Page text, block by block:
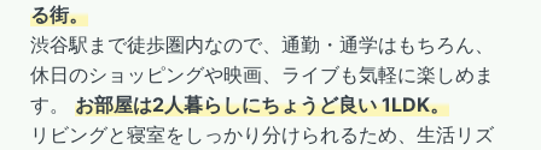
る街。
渋谷駅まで徒歩圏内なので、通勤・通学はもちろん、
休日のショッピングや映画、ライブも気軽に楽しめま
す。 お部屋は2人暮らしにちょうど良い 1LDK。
リビングと寝室をしっかり分けられるため、生活リズ